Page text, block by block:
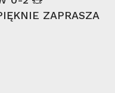
ZAPRASZA